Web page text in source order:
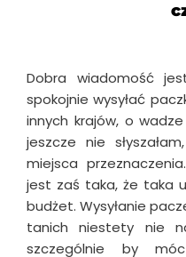
Dobra wiadomość
spokojnie wysyłać
innych krajów, o
jeszcze nie
miejsca
jest zaś taka, że taka
budżet. Wysyłanie
tanich niestety nie
szczególnie by